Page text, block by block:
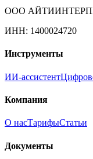
ООО
ИНН: 1400024720
Инструменты
ИИ-ассистент
Компания
О насТарифыСтатьи
Документы